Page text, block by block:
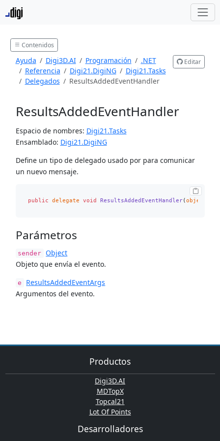
Contenidos
Ayuda Digi3D.AI Programación
.NET
Referencia
Digi21.DigiNG
Digi21.Tasks
Delegados
ResultsAddedEventHandler
Editar
ResultsAddedEventHandler
Espacio de nombres: Digi21.Tasks
Ensamblado: Digi21.DigiNG
Define un tipo de delegado usado por para comunicar
un nuevo mensaje.
public delegate void ResultsAddedEventHandler(object
Parámetros
sender
Object
Objeto que envía el evento.
e
ResultsAddedEventArgs
Argumentos del evento.
Productos
Digi3D.AI
MDTopX
Topcal21
Lot Of Points
Desarrolladores